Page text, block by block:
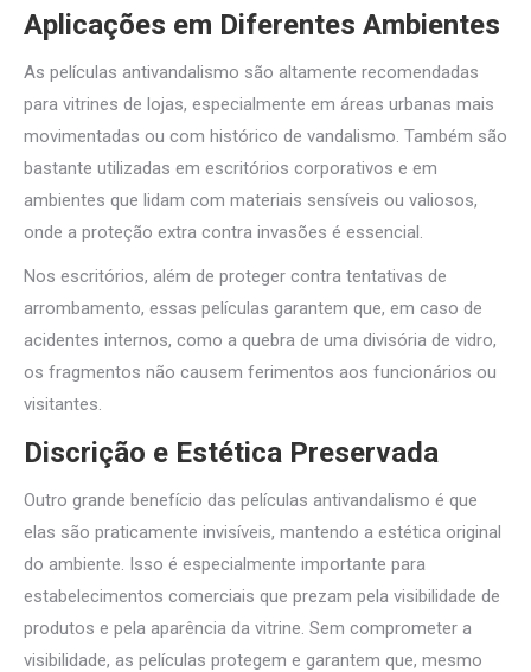
Aplicações em Diferentes Ambientes
As películas antivandalismo são altamente recomendadas
para vitrines de lojas, especialmente em áreas urbanas mais
movimentadas ou com histórico de vandalismo. Também são
bastante utilizadas em escritórios corporativos e em
ambientes que lidam com materiais sensíveis ou valiosos,
onde a proteção extra contra invasões é essencial.
Nos escritórios, além de proteger contra tentativas de
arrombamento, essas películas garantem que, em caso de
acidentes internos, como a quebra de uma divisória de vidro,
os fragmentos não causem ferimentos aos funcionários ou
visitantes.
Discrição e Estética Preservada
Outro grande benefício das películas antivandalismo é que
elas são praticamente invisíveis, mantendo a estética original
do ambiente. Isso é especialmente importante para
estabelecimentos comerciais que prezam pela visibilidade de
produtos e pela aparência da vitrine. Sem comprometer a
visibilidade, as películas protegem e garantem que, mesmo